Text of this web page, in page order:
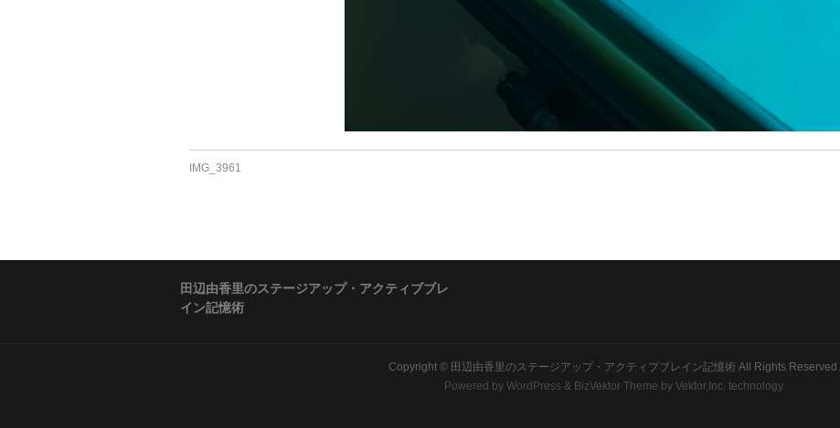
IMG_3961
田辺由香里のステージアップ・アクティブブレ
イン記憶術
Copyright © 田辺由香里のステージアップ・アクティブブレイン記憶術 All Rights Reserved.
Powered by WordPress & BizVektor Theme by Vektor,Inc. technology.